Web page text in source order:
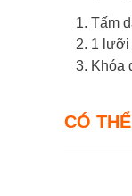
Tấm
1 lưỡi
Khóa
CÓ